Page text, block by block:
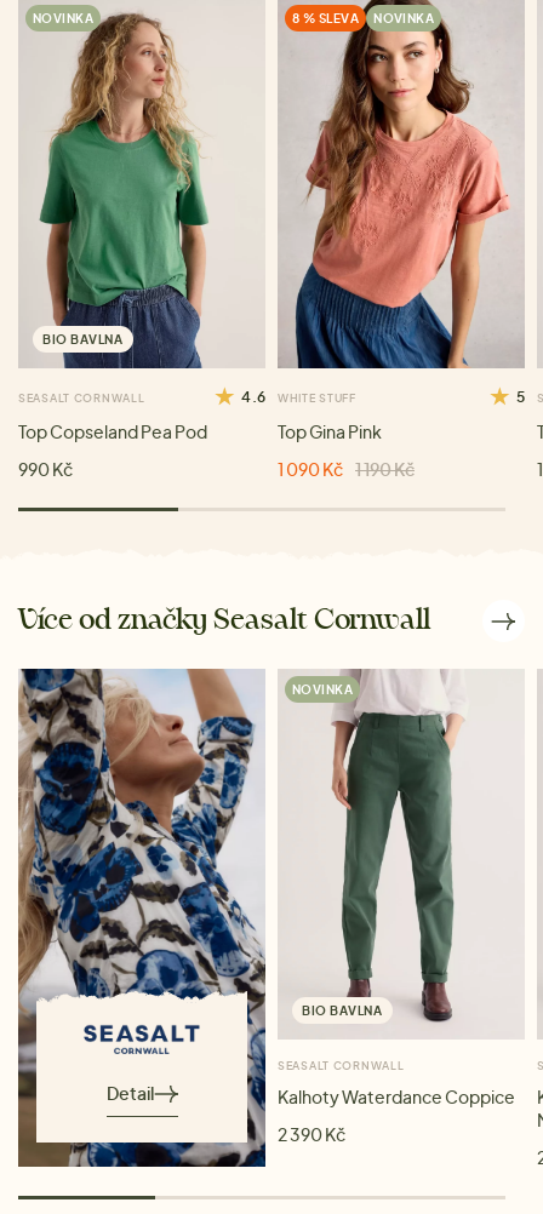
NOVINKA
BIO BAVLNA
SEASALT CORNWALL 4.6
Top Copseland Pea Pod
990 Kč
8 % SLEVA NOVINKA
WHITE STUFF 5
Top Gina Pink
1 090 Kč 1 190 Kč
Více od značky Seasalt Cornwall
Detail
NOVINKA
BIO BAVLNA
SEASALT CORNWALL
Kalhoty Waterdance Coppice
2 390 Kč